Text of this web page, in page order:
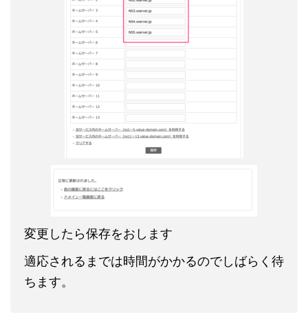
変更したら保存をおします
適応されるまでは時間がかかるのでしばらく待
ちます。